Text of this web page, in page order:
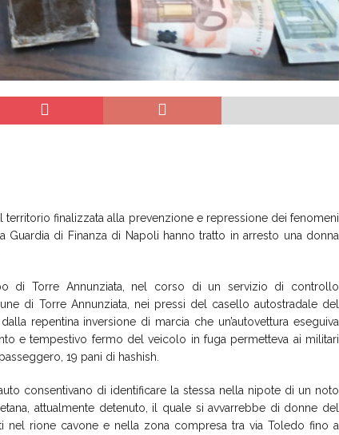
finalizzata alla prevenzione e repressione dei fenomeni
di Finanza di Napoli hanno tratto in arresto una donna
di Torre Annunziata, nel corso di un servizio di controllo
di Torre Annunziata, nei pressi del casello autostradale del
repentina inversione di marcia che un’autovettura eseguiva
e tempestivo fermo del veicolo in fuga permetteva ai militari
19 pani di hashish.
consentivano di identificare la stessa nella nipote di un noto
attualmente detenuto, il quale si avvarrebbe di donne del
nel rione cavone e nella zona compresa tra via Toledo fino a